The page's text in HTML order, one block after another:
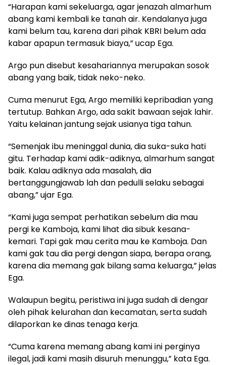
“Harapan kami sekeluarga, agar jenazah almarhum
abang kami kembali ke tanah air. Kendalanya juga
kami belum tau, karena dari pihak KBRI belum ada
kabar apapun termasuk biaya,” ucap Ega.
Argo pun disebut kesahariannya merupakan sosok
abang yang baik, tidak neko-neko.
Cuma menurut Ega, Argo memiliki kepribadian yang
tertutup. Bahkan Argo, ada sakit bawaan sejak lahir.
Yaitu kelainan jantung sejak usianya tiga tahun.
“Semenjak ibu meninggal dunia, dia suka-suka hati
gitu. Terhadap kami adik-adiknya, almarhum sangat
baik. Kalau adiknya ada masalah, dia
bertanggungjawab lah dan pedulli selaku sebagai
abang,” ujar Ega.
“Kami juga sempat perhatikan sebelum dia mau
pergi ke Kamboja, kami lihat dia sibuk kesana-
kemari. Tapi gak mau cerita mau ke Kamboja. Dan
kami gak tau dia pergi dengan siapa, berapa orang,
karena dia memang gak bilang sama keluarga,” jelas
Ega.
Walaupun begitu, peristiwa ini juga sudah di dengar
oleh pihak kelurahan dan kecamatan, serta sudah
dilaporkan ke dinas tenaga kerja.
“Cuma karena memang abang kami ini perginya
ilegal, jadi kami masih disuruh menunggu,” kata Ega.